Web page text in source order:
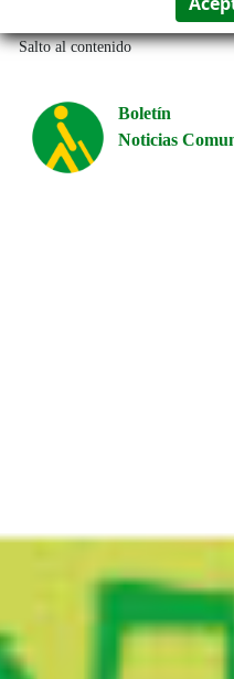
Salto al contenido
Boletín
Noticias